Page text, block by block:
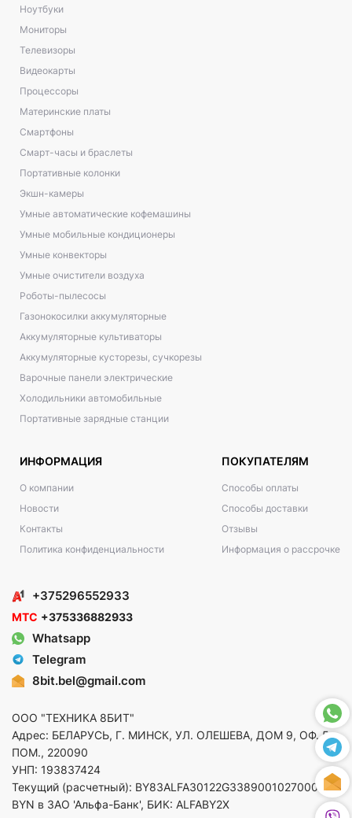
Ноутбуки
Мониторы
Телевизоры
Видеокарты
Процессоры
Материнские платы
Смартфоны
Смарт-часы и браслеты
Портативные колонки
Экшн-камеры
Умные автоматические кофемашины
Умные мобильные кондиционеры
Умные конвекторы
Умные очистители воздуха
Роботы-пылесосы
Газонокосилки аккумуляторные
Аккумуляторные культиваторы
Аккумуляторные кусторезы, сучкорезы
Варочные панели электрические
Холодильники автомобильные
Портативные зарядные станции
ИНФОРМАЦИЯ
О компании
Новости
Контакты
Политика конфиденциальности
ПОКУПАТЕЛЯМ
Способы оплаты
Способы доставки
Отзывы
Информация о рассрочке
+375296552933
МТС +375336882933
Whatsapp
Telegram
8bit.bel@gmail.com
ООО "ТЕХНИКА 8БИТ"
Адрес: БЕЛАРУСЬ, Г. МИНСК, УЛ. ОЛЕШЕВА, ДОМ 9, ОФ. 5,
ПОМ., 220090
УНП: 193837424
Текущий (расчетный): BY83ALFA30122G33890010270000 в
BYN в ЗАО 'Альфа-Банк', БИК: ALFABY2X